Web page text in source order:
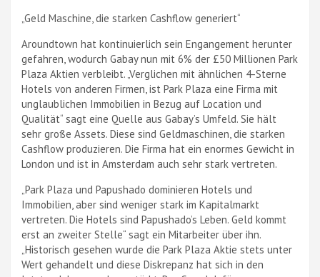
„Geld Maschine, die starken Cashflow generiert“
Aroundtown hat kontinuierlich sein Engangement herunter
gefahren, wodurch Gabay nun mit 6% der £50 Millionen Park
Plaza Aktien verbleibt. „Verglichen mit ähnlichen 4-Sterne
Hotels von anderen Firmen, ist Park Plaza eine Firma mit
unglaublichen Immobilien in Bezug auf Location und
Qualität“ sagt eine Quelle aus Gabay’s Umfeld. Sie hält
sehr große Assets. Diese sind Geldmaschinen, die starken
Cashflow produzieren. Die Firma hat ein enormes Gewicht in
London und ist in Amsterdam auch sehr stark vertreten.
„Park Plaza und Papushado dominieren Hotels und
Immobilien, aber sind weniger stark im Kapitalmarkt
vertreten. Die Hotels sind Papushado’s Leben. Geld kommt
erst an zweiter Stelle“ sagt ein Mitarbeiter über ihn.
„Historisch gesehen wurde die Park Plaza Aktie stets unter
Wert gehandelt und diese Diskrepanz hat sich in den